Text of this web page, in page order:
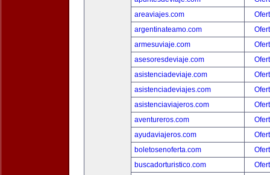
areaviajes.com
argentinateamo.com
armesuviaje.com
asesoresdeviaje.com
asistenciadeviaje.com
asistenciadeviajes.com
asistenciaviajeros.com
aventureros.com
ayudaviajeros.com
boletosenoferta.com
buscadorturistico.com